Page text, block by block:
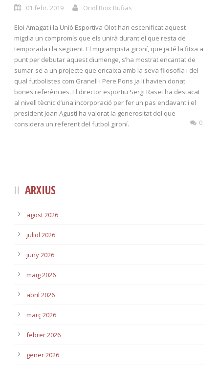
01 febr. 2019 Oriol Boix Bufias
Eloi Amagat i la Unió Esportiva Olot han escenificat aquest
migdia un compromís que els unirà durant el que resta de
temporada i la següent. El migcampista gironí, que ja té la fitxa a
punt per debutar aquest diumenge, s’ha mostrat encantat de
sumar-se a un projecte que encaixa amb la seva filosofia i del
qual futbolistes com Granell i Pere Pons ja li havien donat
bones referències. El director esportiu Sergi Raset ha destacat
al nivell tècnic d’una incorporació per fer un pas endavant i el
president Joan Agustí ha valorat la generositat del que
considera un referent del futbol gironí.
0
ARXIUS
agost 2026
juliol 2026
juny 2026
maig 2026
abril 2026
març 2026
febrer 2026
gener 2026